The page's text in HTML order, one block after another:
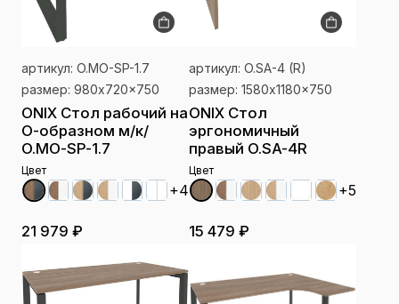
артикул: O.MO-SP-1.7
размер: 980x720x750
ONIX Стол рабочий на
О-образном м/к/
O.MO-SP-1.7
Цвет
+4
21 979 ₽
артикул: O.SA-4 (R)
размер: 1580x1180x750
ONIX Стол
эргономичный
правый O.SA-4R
Цвет
+5
15 479 ₽